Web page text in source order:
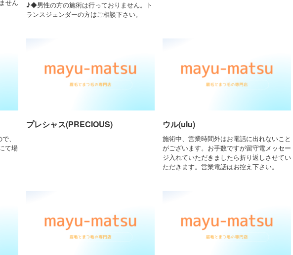
せん
♪◆男性の方の施術は行っておりません。ト
ランスジェンダーの方はご相談下さい。
、
て場
プレシャス(PRECIOUS) ウル(ulu)
施術中、営業時間外はお電話に出れないこと
がございます。お手数ですが留守電メッセー
ジ入れていただきましたら折り返しさせてい
ただきます。営業電話はお控え下さい。